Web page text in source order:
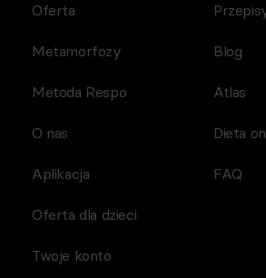
Oferta
Metamorfozy
Metoda Respo
O nas
Aplikacja
Blog
Atlas
Dieta
FAQ
Oferta dla dzieci
Twoje konto